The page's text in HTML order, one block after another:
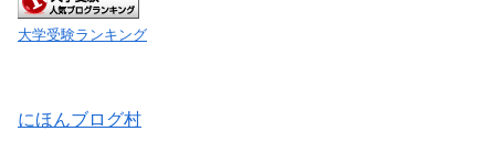
大学受験ランキング
にほんブログ村